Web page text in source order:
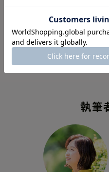
つい夜空を見上げたくな
る、月と星のお話をご紹
執筆